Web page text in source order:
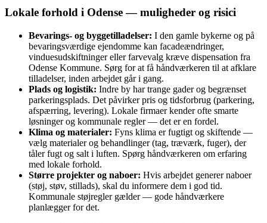
Lokale forhold i Odense — muligheder og risici
Bevarings- og byggetilladelser: I den gamle bykerne og på
bevaringsværdige ejendomme kan facadeændringer,
vinduesudskiftninger eller farvevalg kræve dispensation fra
Odense Kommune. Sørg for at få håndværkeren til at afklare
tilladelser, inden arbejdet går i gang.
Plads og logistik: Indre by har trange gader og begrænset
parkeringsplads. Det påvirker pris og tidsforbrug (parkering,
afspærring, levering). Lokale firmaer kender ofte smarte
løsninger og kommunale regler — det er en fordel.
Klima og materialer: Fyns klima er fugtigt og skiftende —
vælg materialer og behandlinger (tag, træværk, fuger), der
tåler fugt og salt i luften. Spørg håndværkeren om erfaring
med lokale forhold.
Større projekter og naboer: Hvis arbejdet generer naboer
(støj, støv, stillads), skal du informere dem i god tid.
Kommunale støjregler gælder — gode håndværkere
planlægger for det.